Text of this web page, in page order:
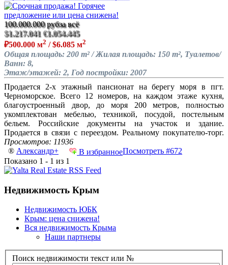
100.000.000 рубза всё
$1.217.041 €1.054.445
₽500.000 м2 / $6.085 м2
Общая площадь: 200 m² / Жилая площадь: 150 m², Туалетов/
Ванн: 8,
Этаж/этажей: 2, Год постройки: 2007
Продается 2-х этажный пансионат на берегу моря в пгт.
Черноморское. Всего 12 номеров, на каждом этаже кухня,
благоустроенный двор, до моря 200 метров, полностью
укомплектован мебелью, техникой, посудой, постельным
бельем. Российские документы на участок и здание.
Продается в связи с переездом. Реальному покупателю-торг.
Просмотров: 11936
® Александр+ В избранноеПосмотреть #672
Показано 1 - 1 из 1
Недвижимость Крым
Недвижимость ЮБК
Крым: цена снижена!
Вся недвижимость Крыма
Наши партнеры
Поиск недвижимости текст или №